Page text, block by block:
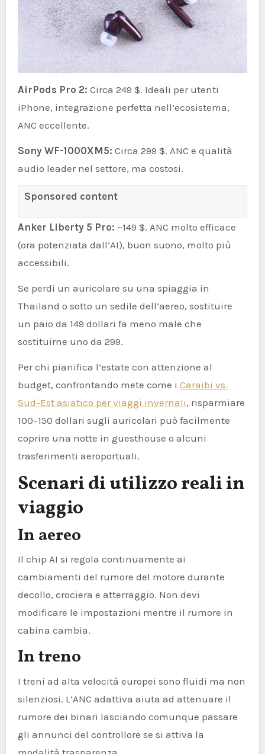
AirPods Pro 2: Circa 249 $. Ideali per utenti
iPhone, integrazione perfetta nell’ecosistema,
ANC eccellente.
Sony WF-1000XM5: Circa 299 $. ANC e qualità
audio leader nel settore, ma costosi.
Sponsored content
Anker Liberty 5 Pro: ~149 $. ANC molto efficace
(ora potenziata dall’AI), buon suono, molto più
accessibili.
Se perdi un auricolare su una spiaggia in
Thailand o sotto un sedile dell’aereo, sostituire
un paio da 149 dollari fa meno male che
sostituirne uno da 299.
Per chi pianifica l’estate con attenzione al
budget, confrontando mete come i Caraibi vs.
Sud-Est asiatico per viaggi invernali, risparmiare
100–150 dollari sugli auricolari può facilmente
coprire una notte in guesthouse o alcuni
trasferimenti aeroportuali.
Scenari di utilizzo reali in
viaggio
In aereo
Il chip AI si regola continuamente ai
cambiamenti del rumore del motore durante
decollo, crociera e atterraggio. Non devi
modificare le impostazioni mentre il rumore in
cabina cambia.
In treno
I treni ad alta velocità europei sono fluidi ma non
silenziosi. L’ANC adattiva aiuta ad attenuare il
rumore dei binari lasciando comunque passare
gli annunci del controllore se si attiva la